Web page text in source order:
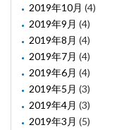
2019年10月 (4)
2019年9月 (4)
2019年8月 (4)
2019年7月 (4)
2019年6月 (4)
2019年5月 (3)
2019年4月 (3)
2019年3月 (5)